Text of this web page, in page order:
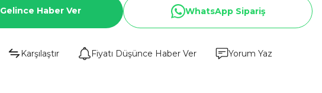
Gelince Haber Ver WhatsApp Sipariş
Karşılaştır Fiyatı Düşünce Haber Ver Yorum Yaz